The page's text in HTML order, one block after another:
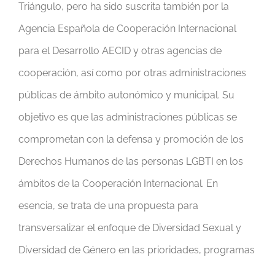
Triángulo, pero ha sido suscrita también por la
Agencia Española de Cooperación Internacional
para el Desarrollo AECID y otras agencias de
cooperación, así como por otras administraciones
públicas de ámbito autonómico y municipal. Su
objetivo es que las administraciones públicas se
comprometan con la defensa y promoción de los
Derechos Humanos de las personas LGBTI en los
ámbitos de la Cooperación Internacional. En
esencia, se trata de una propuesta para
transversalizar el enfoque de Diversidad Sexual y
Diversidad de Género en las prioridades, programas